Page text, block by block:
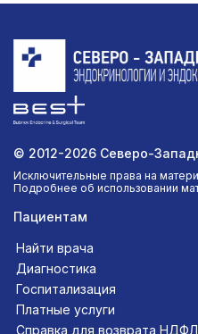
© 2012-2026 Северо-
Исключительные права на
Подробнее об использовании
Пациентам
Найти врача
Диагностика
Госпитализация
Платные услуги
Справка для возврата НДФЛ